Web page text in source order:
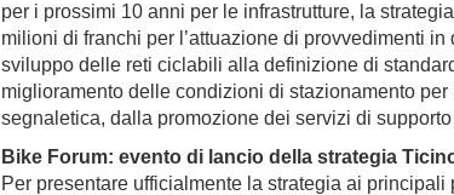
per i prossimi 10 anni per le infrastrutture, la
milioni di franchi per l’attuazione di provvedimenti
sviluppo delle reti ciclabili alla definizione di
miglioramento delle condizioni di stazionamento
segnaletica, dalla promozione dei servizi di
Bike Forum: evento di lancio della strategia
Per presentare ufficialmente la strategia ai principali